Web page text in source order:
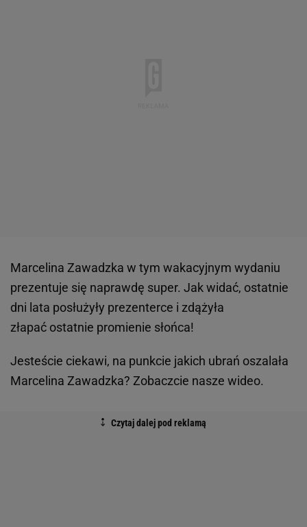
Marcelina Zawadzka w tym wakacyjnym wydaniu
prezentuje się naprawdę super. Jak widać, ostatnie
dni lata posłużyły prezenterce i zdążyła
złapać ostatnie promienie słońca!
Jesteście ciekawi, na punkcie jakich ubrań oszalała
Marcelina Zawadzka? Zobaczcie nasze wideo.